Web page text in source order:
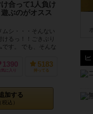
合って1人負け
ぶのがオスス
ムシ・・・そんない
るっ！！ごきぶり
です。 でも、そんな
1390
気に入り
5183
持ってる
加する
込）